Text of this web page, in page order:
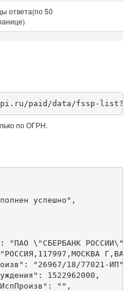
ответа(по 50
paid/data/fssp-
по ОГРН.
успешно",
"ПАО \"СБЕРБАНК
"26967/18/77021-ИП",
1522962000,
"",